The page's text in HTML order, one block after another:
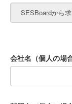
会社名（個人の場